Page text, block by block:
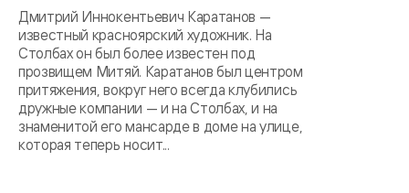
Дмитрий Иннокентьевич Каратанов —
известный красноярский художник. На
Столбах он был более известен под
прозвищем Митяй. Каратанов был центром
притяжения, вокруг него всегда клубились
дружные компании — и на Столбах, и на
знаменитой его мансарде в доме на улице,
которая теперь носит...